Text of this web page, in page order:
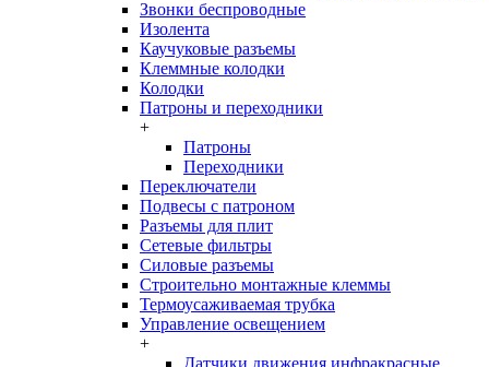
Звонки беспроводные
Изолента
Каучуковые разъемы
Клеммные колодки
Колодки
Патроны и переходники
+
Патроны
Переходники
Переключатели
Подвесы с патроном
Разъемы для плит
Сетевые фильтры
Силовые разъемы
Строительно монтажные клеммы
Термоусаживаемая трубка
Управление освещением
+
Датчики движения инфракрасные